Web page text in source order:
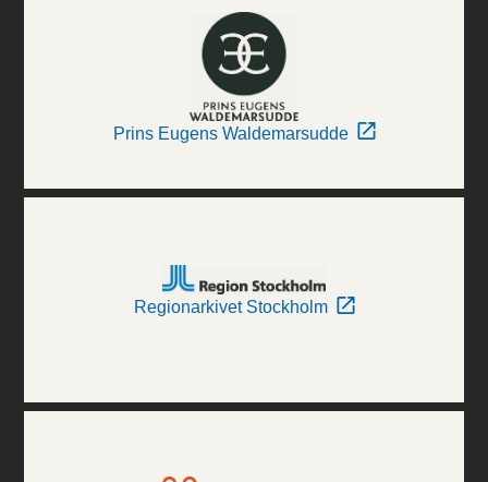
Prins Eugens Waldemarsudde
Regionarkivet Stockholm